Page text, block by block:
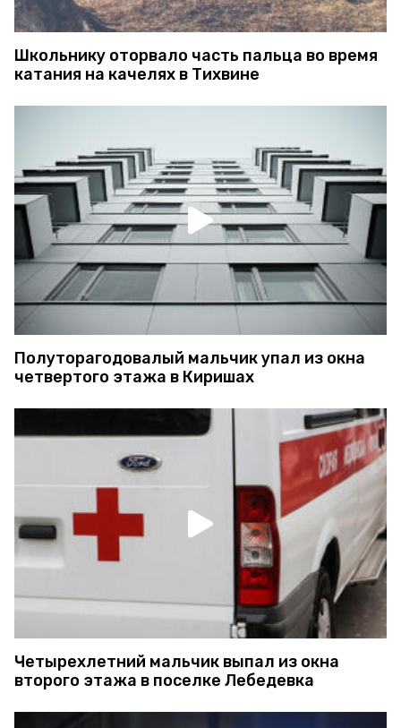
Школьнику оторвало часть пальца во время
катания на качелях в Тихвине
Полуторагодовалый мальчик упал из окна
четвертого этажа в Киришах
Четырехлетний мальчик выпал из окна
второго этажа в поселке Лебедевка